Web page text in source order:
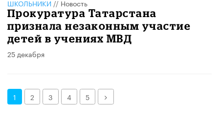
ШКОЛЬНИКИ//Новость
Прокуратура Татарстана
признала незаконным участие
детей в учениях МВД
25 декабря
1 2 3 4 5 Далее